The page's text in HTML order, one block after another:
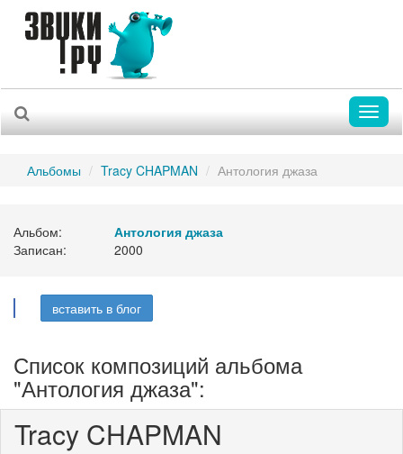
Альбомы Tracy CHAPMAN Антология джаза
Альбом:
Антология джаза
Записан:
2000
вставить в блог
Список композиций альбома
"Антология джаза":
Tracy CHAPMAN